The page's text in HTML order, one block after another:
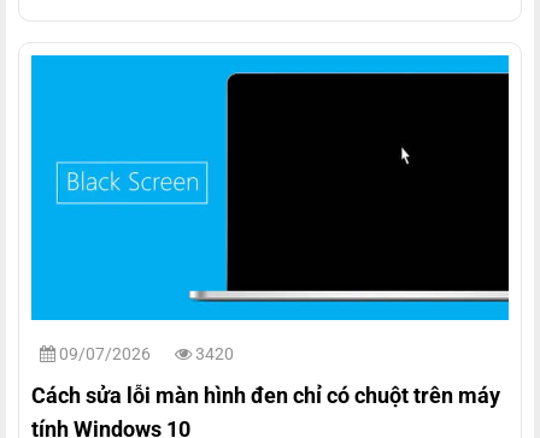
09/07/2026 3420
Cách sửa lỗi màn hình đen chỉ có chuột trên máy
tính Windows 10